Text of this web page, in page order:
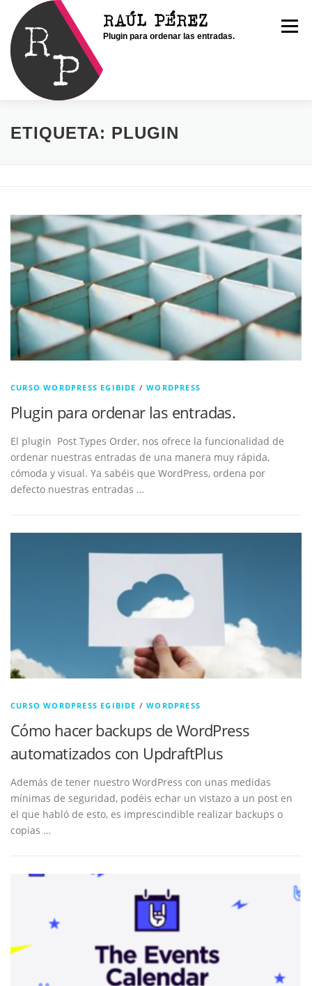
contenido
RAÚL PÉREZ
Plugin para ordenar las entradas.
Menú
INICIO SOY RAÚL SERVICIOS
ETIQUETA: PLUGIN
CURSO WORDPRESS EGIBIDE /WORDPRESS
Plugin para ordenar las entradas.
El plugin Post Types Order, nos ofrece la funcionalidad de
ordenar nuestras entradas de una manera muy rápida,
cómoda y visual. Ya sabéis que WordPress, ordena por
defecto nuestras entradas …
CURSO WORDPRESS EGIBIDE /WORDPRESS
Cómo hacer backups de WordPress
automatizados con UpdraftPlus
Además de tener nuestro WordPress con unas medidas
mínimas de seguridad, podéis echar un vistazo a un post en
el que habló de esto, es imprescindible realizar backups o
copias …